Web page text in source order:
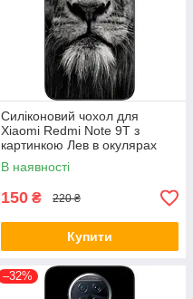
Силіконовий чохол для
Xiaomi Redmi Note 9T з
картинкою Лев в окулярах
В наявності
150 ₴ 220 ₴
Купити
–32%